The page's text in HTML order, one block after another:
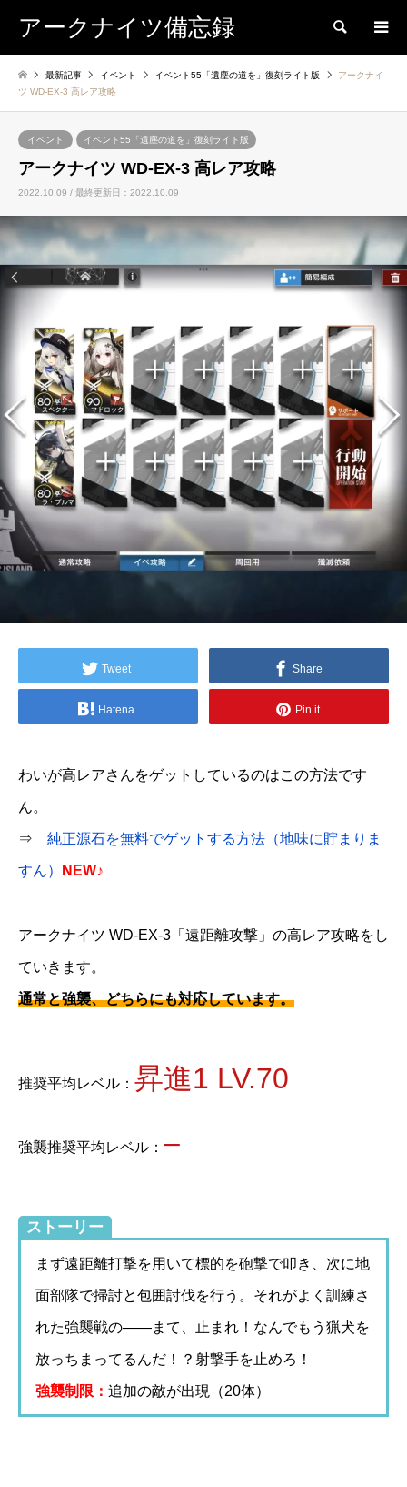
アークナイツ備忘録 検索
最新記事 イベント イベント55「遺塵の道を」復刻ライト版
アークナイ
ツ WD-EX-3 高レア攻略
イベント イベント55「遺塵の道を」復刻ライト版
アークナイツ WD-EX-3 高レア攻略
2022.10.09 / 最終更新日：2022.10.09
Tweet Share
Hatena Pin it
わいが高レアさんをゲットしているのはこの方法です
ん。
⇒ 純正源石を無料でゲットする方法（地味に貯まりま
すん） NEW♪
アークナイツ WD-EX-3「遠距離攻撃」の高レア攻略をし
ていきます。
通常と強襲、どちらにも対応しています。
推奨平均レベル： 昇進1 LV.70
強襲推奨平均レベル： –
ストーリー
まず遠距離打撃を用いて標的を砲撃で叩き、次に地
面部隊で掃討と包囲討伐を行う。それがよく訓練さ
れた強襲戦の――まて、止まれ！なんでもう猟犬を
放っちまってるんだ！？射撃手を止めろ！
強襲制限： 追加の敵が出現（20体）